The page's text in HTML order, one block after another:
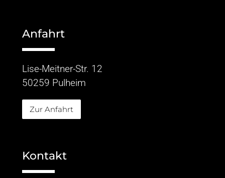
Anfahrt
Lise-Meitner-Str. 12
50259 Pulheim
Zur Anfahrt
Kontakt